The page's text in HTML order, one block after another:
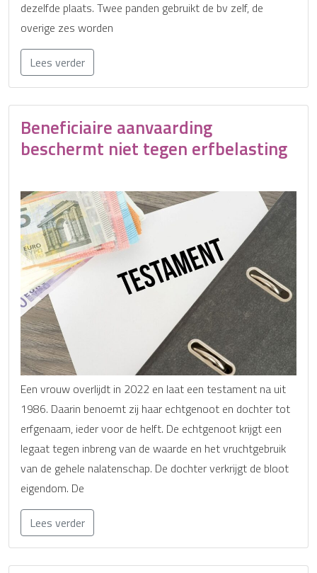
dezelfde plaats. Twee panden gebruikt de bv zelf, de
overige zes worden
Lees verder
Beneficiaire aanvaarding
beschermt niet tegen erfbelasting
Een vrouw overlijdt in 2022 en laat een testament na uit
1986. Daarin benoemt zij haar echtgenoot en dochter tot
erfgenaam, ieder voor de helft. De echtgenoot krijgt een
legaat tegen inbreng van de waarde en het vruchtgebruik
van de gehele nalatenschap. De dochter verkrijgt de bloot
eigendom. De
Lees verder